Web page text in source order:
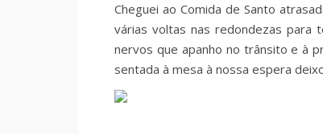
Cheguei ao Comida de Santo
várias voltas nas redondezas para
nervos que apanho no trânsito e à
sentada à mesa à nossa espera